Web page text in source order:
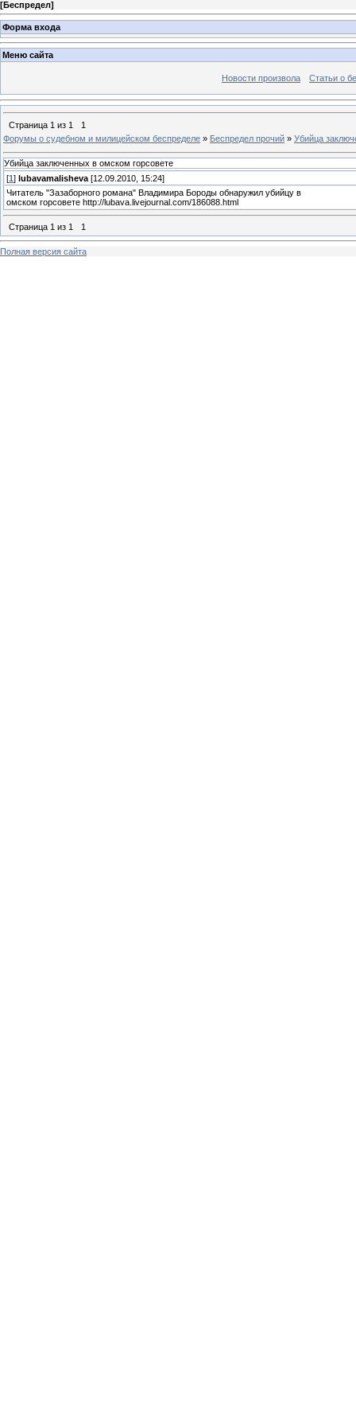
[Беспредел]
Форма входа
Меню сайта
Новости произвола Статьи о
Страница 1 из 1
1
Форумы о судебном и милицейском беспределе » Беспредел прочий » Убийца
Убийца заключенных в омском горсовете
[1 ] lubavamalisheva [12.09.2010, 15:24]
Читатель "Зазаборного романа" Владимира Бороды обнаружил убийцу в
омском горсовете http://lubava.livejournal.com/186088.html
Страница 1 из 1 1
Полная версия сайта